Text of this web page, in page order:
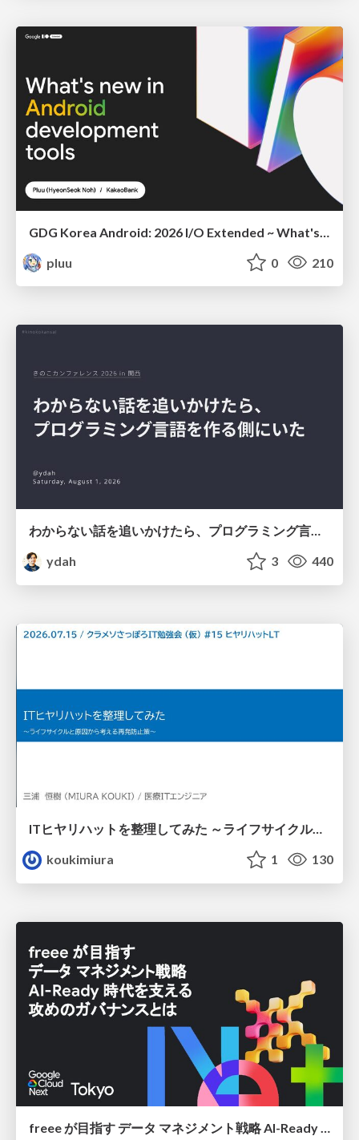
pluu
0 210
わからない話を追いかけたら、プログラミング言語を作る側にいた
ydah
3 440
ITヒヤリハットを整理してみた ～ライフサイクルと原因から考える再発防止策～
koukimiura
1 130